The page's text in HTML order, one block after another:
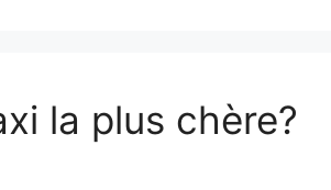
la plus chère?